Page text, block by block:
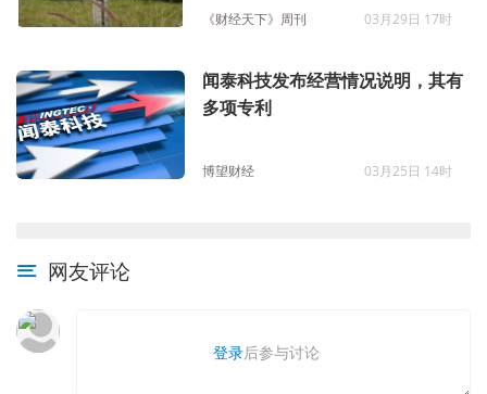
《财经天下》周刊 03月29日 17时
闻泰科技发布经营情况说明，其有
多项专利
博望财经 03月25日 14时
网友评论
登录后参与讨论